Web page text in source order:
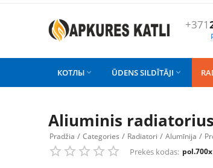
+371
КОТЛЫ  ŪDENS SILDĪTĀJI 
Aliuminis
Pradžia / Categories / Radiatori / Alumīnija /
Prekės kodas: